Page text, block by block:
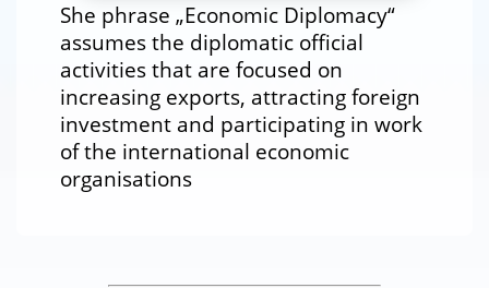
She phrase „Economic Diplomacy“
assumes the diplomatic official
activities that are focused on
increasing exports, attracting foreign
investment and participating in work
of the international economic
organisations